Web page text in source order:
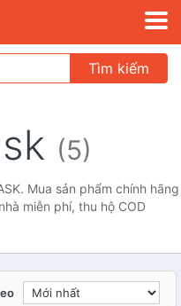
Tìm kiếm
(5)
Mua sản phẩm chính hãng
miễn phí, thu hộ COD